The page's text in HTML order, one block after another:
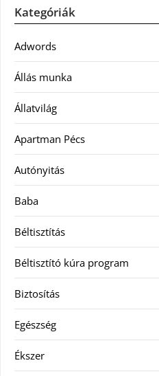
Kategóriák
Adwords
Állás munka
Állatvilág
Apartman Pécs
Autónyitás
Baba
Béltisztítás
Béltisztító kúra program
Biztosítás
Egészség
Ékszer